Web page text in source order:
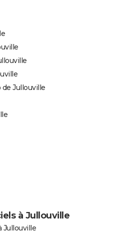
Jullouville
à Jullouville
Jullouville